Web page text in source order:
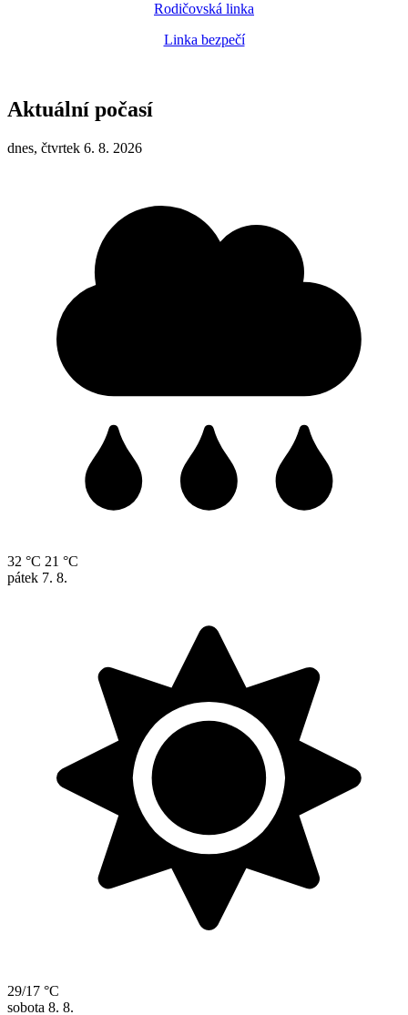
Rodičovská linka
Linka bezpečí
Aktuální počasí
dnes, čtvrtek 6. 8. 2026
32 °C 21 °C
pátek 7. 8.
29/17 °C
sobota 8. 8.